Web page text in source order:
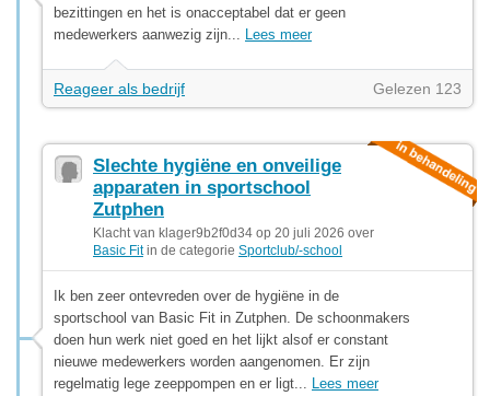
bezittingen en het is onacceptabel dat er geen
medewerkers aanwezig zijn... Lees meer
Reageer als bedrijf Gelezen 123
Slechte hygiëne en onveilige
apparaten in sportschool
Zutphen
Klacht van klager9b2f0d34 op 20 juli 2026 over
Basic Fitin de categorie Sportclub/-school
Ik ben zeer ontevreden over de hygiëne in de
sportschool van Basic Fit in Zutphen. De schoonmakers
doen hun werk niet goed en het lijkt alsof er constant
nieuwe medewerkers worden aangenomen. Er zijn
regelmatig lege zeeppompen en er ligt... Lees meer